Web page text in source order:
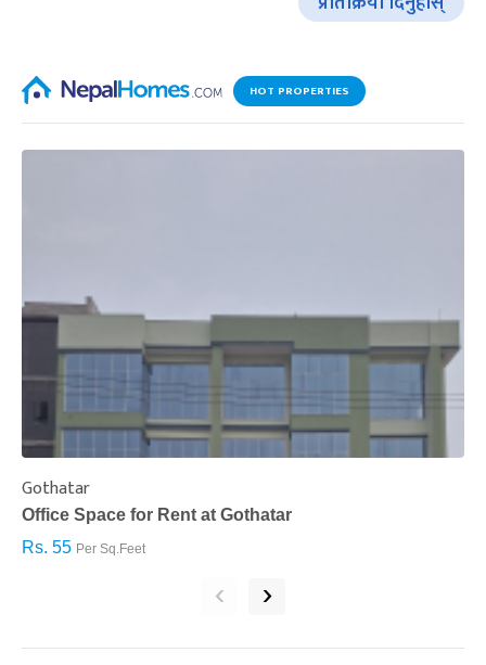
HOT PROPERTIES
Gothatar
Office Space for Rent at Gothatar
Rs. 55 Per Sq.Feet
‹ ›